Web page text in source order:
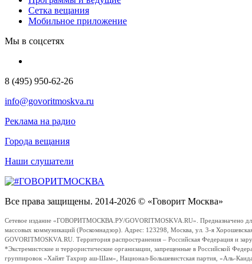
Сетка вещания
Мобильное приложение
Мы в соцсетях
8 (495) 950-62-26
info@govoritmoskva.ru
Реклама на радио
Города вещания
Наши слушатели
Все права защищены. 2014-2026 © «Говорит Москва»
Сетевое издание «ГОВОРИТМОСКВА.РУ/GOVORITMOSKVA.RU». Предназначено
массовых коммуникаций (Роскомнадзор). Адрес: 123298, Москва, ул. 3-я
GOVORITMOSKVA.RU. Территория распространения – Российская Федерация и
*Экстремистские и террористические организации, запрещенные в Российской
группировок «Хайят Тахрир аш-Шам», Национал-Большевистская партия, «Аль-